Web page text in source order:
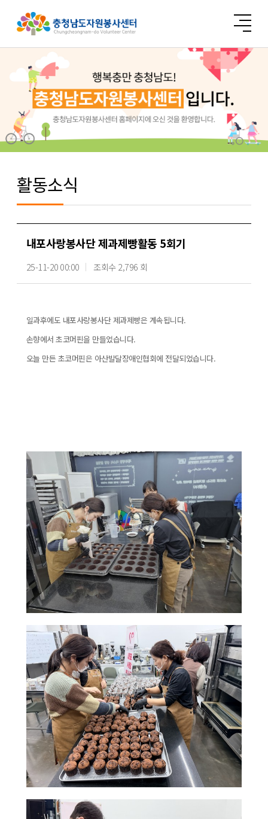
활동소식
내포사랑봉사단 제과제빵활동 5회기
25-11-20 00:00 조회수 2,796 회
일과후에도 내포사랑봉사단 제과제빵은 계속됩니다.
손향에서 초코머핀을 만들었습니다.
오늘 만든 초코머핀은 아산발달장애인협회에 전달되었습니다.